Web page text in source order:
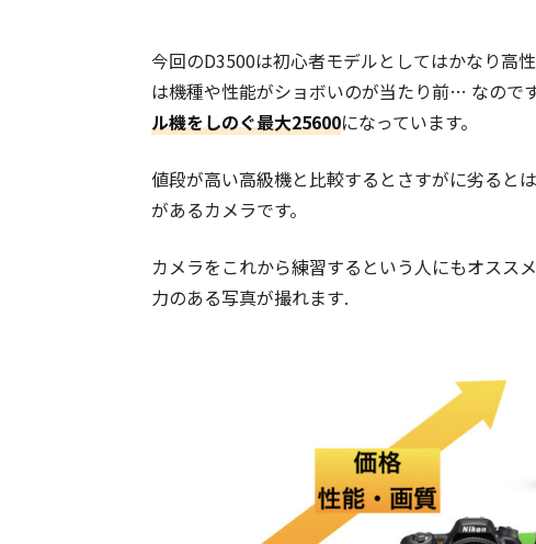
今回のD3500は初心者モデルとしてはかなり高
は機種や性能がショボいのが当たり前… なので
ル機をしのぐ最大25600になっています。
値段が高い高級機と比較するとさすがに劣ると
があるカメラです。
カメラをこれから練習するという人にもオスス
力のある写真が撮れます.